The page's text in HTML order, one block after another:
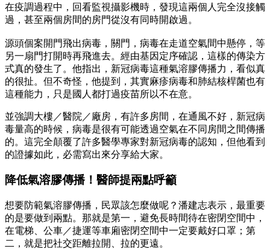
在疫調過程中，回看監視攝影機時，發現這兩個人完全沒接觸
過，甚至兩個房間的房門從沒有同時開啟過。
源頭個案開門飛出病毒，關門，病毒在走道空氣間中懸停，等
另一扇門打開時再飛進去。經由基因定序確認，這樣的傳染方
式真的發生了。他指出，新冠病毒這種氣溶膠傳播力，看似真
的很扯。但不奇怪，他提到，其實麻疹病毒和肺結核桿菌也有
這種能力，只是國人都打過疫苗所以不在意。
並強調大樓／醫院／廠房，有許多房間，在通風不好，新冠病
毒量高的時候，病毒是很有可能透過空氣在不同房間之間傳播
的。這完全顛覆了許多醫學專家對新冠病毒的認知，但他看到
的證據如此，必需寫出來分享給大家。
降低氣溶膠傳播！醫師提兩點呼籲
想要防範氣溶膠傳播，民眾該怎麼做呢？潘建志表示，最重要
的是要做到兩點。那就是第一，避免長時間待在密閉空間中，
在電梯、公車／捷運等車廂密閉空間中一定要戴好口罩；第
二，就是把社交距離拉開、拉的更遠。